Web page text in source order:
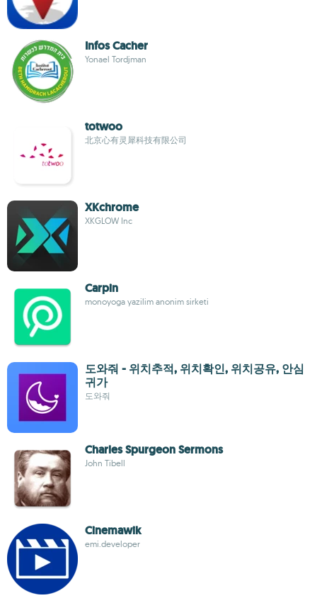
Infos Cacher
Yonael Tordjman
totwoo
北京心有灵犀科技有限公司
XKchrome
XKGLOW Inc
Carpin
monoyoga yazilim anonim sirketi
도와줘 - 위치추적, 위치확인, 위치공유, 안심
귀가
도와줘
Charles Spurgeon Sermons
John Tibell
Cinemawik
emi.developer